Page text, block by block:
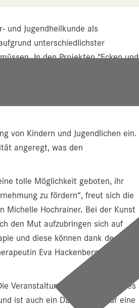
und Jugendheilkunde als
unterschiedlichster
In den Projekten "Ecken und
von Kindern und Jugendlichen ein.
angeregt, was den
tolle Möglichkeit geboten, ihr
zu fördern“, freut sich die
Michelle Hochrainer. Bei der Kunst
den Mut aufzubringen sich auf
und diese können dank des
Eva Hackenberg und
Veranstaltung zeigt unglaubliches
ist auch ein Dankeschön für eine